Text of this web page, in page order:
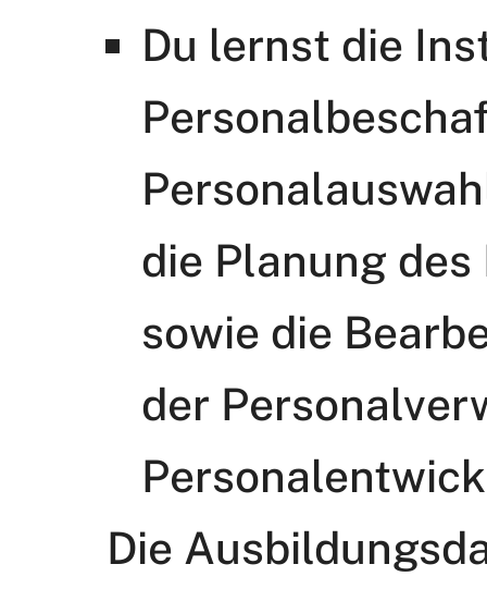
Du lernst die
die Planung
sowie die
der
Die